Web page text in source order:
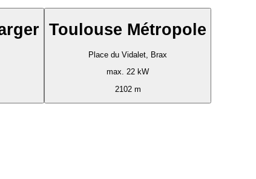
Toulouse Métropole
Place du Vidalet, Brax
max. 22 kW
2102 m